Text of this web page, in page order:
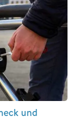
und